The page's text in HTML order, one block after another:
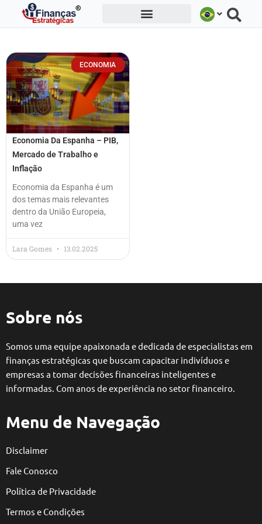
ECONOMIA
Economia Da Espanha – PIB,
Mercado de Trabalho e
Inflação
Economia da Espanha é um
dos temas mais relevantes
dentro da União Europeia,
uma vez
Lara Gomes 13.02.2025
Sobre nós
Somos uma equipe apaixonada e dedicada de especialistas em
finanças estratégicas que buscam capacitar indivíduos e
empresas a tomar decisões financeiras inteligentes e
informadas. Com anos de experiência no setor financeiro.
Menu de Navegação
Disclaimer
Fale Conosco
Política de Privacidade
Termos e Condições